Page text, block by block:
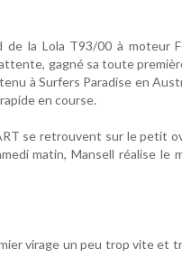
la Lola T93/00 à moteur
gagné sa toute
à Surfers Paradise en
en course.
se retrouvent sur le petit
matin, Mansell réalise le
virage un peu trop vite et